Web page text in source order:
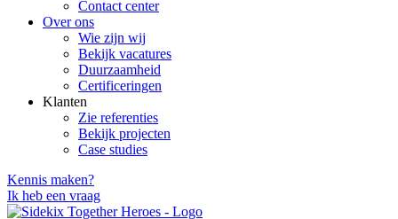
Contact center
Over ons
Wie zijn wij
Bekijk vacatures
Duurzaamheid
Certificeringen
Klanten
Zie referenties
Bekijk projecten
Case studies
Kennis maken?
Ik heb een vraag